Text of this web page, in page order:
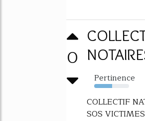
0
Pertinence
51%
COLLECTIF
SOS